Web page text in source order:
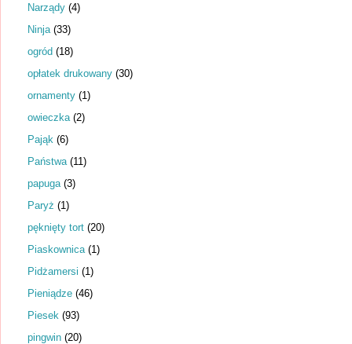
Narządy (4)
Ninja (33)
ogród (18)
opłatek drukowany (30)
ornamenty (1)
owieczka (2)
Pająk (6)
Państwa (11)
papuga (3)
Paryż (1)
pęknięty tort (20)
Piaskownica (1)
Pidżamersi (1)
Pieniądze (46)
Piesek (93)
pingwin (20)